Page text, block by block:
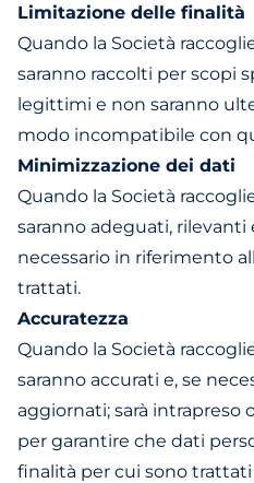
Limitazione delle finalità
Quando la Società
saranno raccolti per scopi
legittimi e non saranno
modo incompatibile con
Minimizzazione dei dati
Quando la Società
saranno adeguati,
necessario in riferimento
trattati.
Accuratezza
Quando la Società
saranno accurati e, se
aggiornati; sarà intrapreso
per garantire che dati
finalità per cui sono